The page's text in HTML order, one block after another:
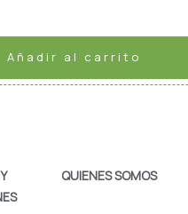
Añadir al carrito
QUIENES SOMOS